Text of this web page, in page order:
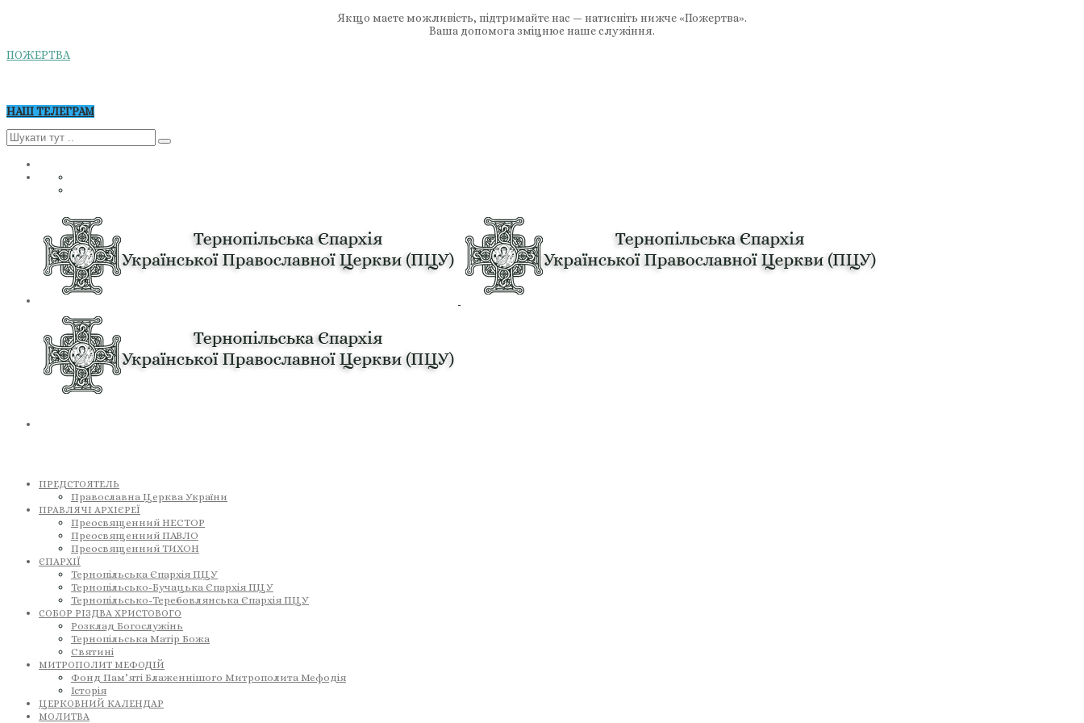
Якщо маєте можливість, підтримайте нас — натисніть нижче «Пожертва».
Ваша допомога зміцнює наше служіння.
ПОЖЕРТВА
НАШ ТЕЛЕГРАМ
ПРЕДСТОЯТЕЛЬ
Православна Церква України
ПРАВЛЯЧІ АРХІЄРЕЇ
Преосвященний НЕСТОР
Преосвященний ПАВЛО
Преосвященний ТИХОН
ЄПАРХІЇ
Тернопільська Єпархія ПЦУ
Тернопільсько-Бучацька Єпархія ПЦУ
Тернопільсько-Теребовлянська Єпархія ПЦУ
СОБОР РІЗДВА ХРИСТОВОГО
Розклад Богослужінь
Тернопільська Матір Божа
Святині
МИТРОПОЛИТ МЕФОДІЙ
Фонд Пам’яті Блаженнішого Митрополита Мефодія
Історія
ЦЕРКОВНИЙ КАЛЕНДАР
МОЛИТВА